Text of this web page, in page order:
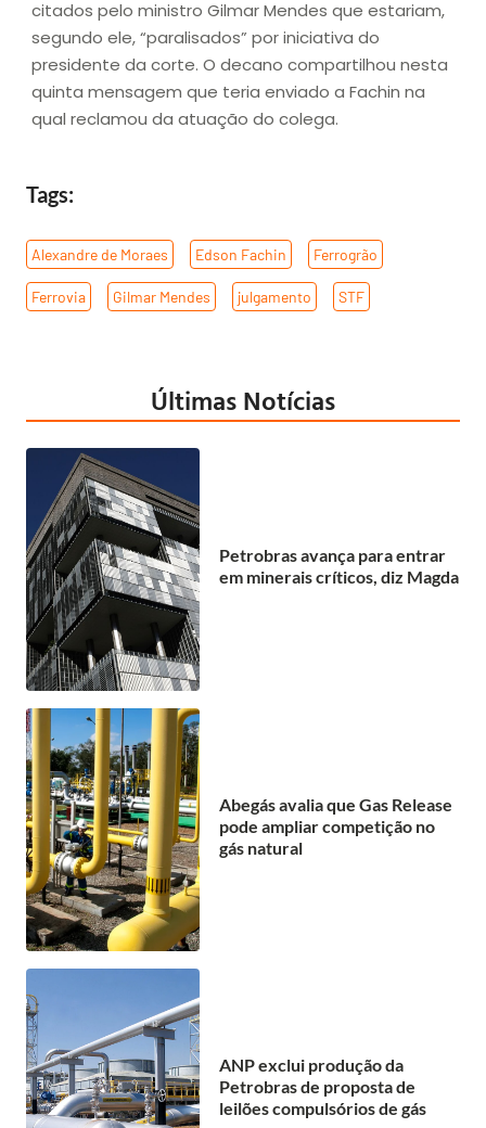
citados pelo ministro Gilmar Mendes que estariam,
segundo ele, “paralisados” por iniciativa do
presidente da corte. O decano compartilhou nesta
quinta mensagem que teria enviado a Fachin na
qual reclamou da atuação do colega.
Tags:
Alexandre de Moraes Edson Fachin Ferrogrão
Ferrovia Gilmar Mendes julgamento STF
Últimas Notícias
Petrobras avança para entrar
em minerais críticos, diz Magda
Abegás avalia que Gas Release
pode ampliar competição no
gás natural
ANP exclui produção da
Petrobras de proposta de
leilões compulsórios de gás